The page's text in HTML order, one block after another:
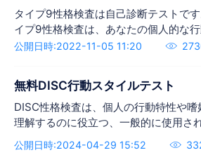
タイプ9性格検査は自己診断テストで
イプ9性格検査は、あなたの個人的な行
効果的にマスターするために使用され
の性格とあなたの世界観を反映している
けです。
公開日時:2022-11-05 11:20
無料DISC行動スタイルテスト
DISC性格検査は、個人の行動特性や嗜
理解するのに役立つ、一般的に使用さ
いる性格診断ツールです。このテストは
「支配性」「影響力」「堅実性」「良
公開日時:2024-04-29 15:52